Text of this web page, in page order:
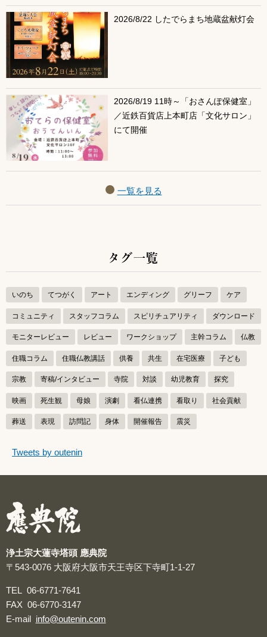
2026/8/22 したでらまち地蔵盆献灯会
2026/8/19 11時～「おさんぽ保健室」
／近鉄百貨店上本町店「文化サロン」
にて開催
一覧を見る
タグ一覧
いのち てつがく アート エンディング グリーフ ケア
コミュニティ スタッフコラム スピリチュアリティ ダウンロード
モニターレビュー レビュー ワークショップ 主幹コラム 仏教
住職コラム 住職仏教講話 供養 共生 在宅医療 子ども
宗教 寄稿/インタビュー 寺院 対談 幼児教育 探究
映画 死生観 母娘 演劇 看仏連携 看取り 社会貢献
葬送 表現 訪問記 身体 開催報告 震災
つぶやき
つぶやきをスキップする
Tweets by outenin
浄土宗大蓮寺塔頭 應典院
〒543-0076 大阪府大阪市天王寺区下寺町1-1-27
TEL 06-6771-7641
FAX 06-6770-3147
E-mail info@outenin.com